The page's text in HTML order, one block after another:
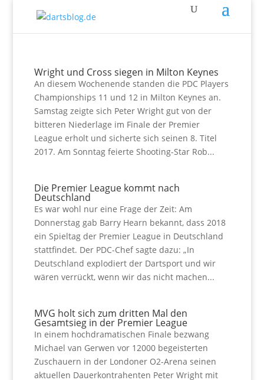
Wright und Cross siegen in Milton Keynes
An diesem Wochenende standen die PDC Players
Championships 11 und 12 in Milton Keynes an.
Samstag zeigte sich Peter Wright gut von der
bitteren Niederlage im Finale der Premier
League erholt und sicherte sich seinen 8. Titel
2017. Am Sonntag feierte Shooting-Star Rob...
Die Premier League kommt nach
Deutschland
Es war wohl nur eine Frage der Zeit: Am
Donnerstag gab Barry Hearn bekannt, dass 2018
ein Spieltag der Premier League in Deutschland
stattfindet. Der PDC-Chef sagte dazu: „In
Deutschland explodiert der Dartsport und wir
wären verrückt, wenn wir das nicht machen...
MVG holt sich zum dritten Mal den
Gesamtsieg in der Premier League
In einem hochdramatischen Finale bezwang
Michael van Gerwen vor 12000 begeisterten
Zuschauern in der Londoner O2-Arena seinen
aktuellen Dauerkontrahenten Peter Wright mit